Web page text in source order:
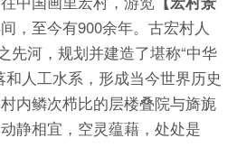
，至今有900余年。古宏村人
先河，规划并建造了堪称“中华
人工水系，形成当今世界历史
内鳞次栉比的层楼叠院与旖旎
静相宜，空灵蕴藉，处处是